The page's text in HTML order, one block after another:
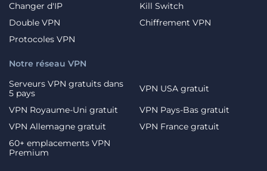
Changer d'IP
Kill Switch
Double VPN
Chiffrement VPN
Protocoles VPN
Notre réseau VPN
Serveurs VPN gratuits dans
5 pays
VPN USA gratuit
VPN Royaume-Uni gratuit
VPN Pays-Bas gratuit
VPN Allemagne gratuit
VPN France gratuit
60+ emplacements VPN
Premium